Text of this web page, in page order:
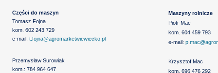
Części do maszyn
Tomasz Fojna
kom. 602 243 729
e-mail: t.fojna@agromarketwiewiecko.pl
Maszyny rolnicze
Piotr Mac
kom. 604 459 793
e-mail:
Przemysław Surowiak
kom.: 784 964 647
Krzysztof Mac
kom. 696 476 292